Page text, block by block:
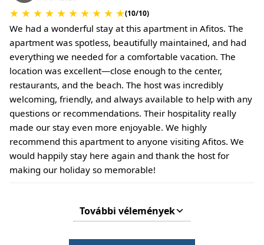
★ ★ ★ ★ ★ ★ ★ ★ ★ ★(10/10)
We had a wonderful stay at this apartment in Afitos. The
apartment was spotless, beautifully maintained, and had
everything we needed for a comfortable vacation. The
location was excellent—close enough to the center,
restaurants, and the beach. The host was incredibly
welcoming, friendly, and always available to help with any
questions or recommendations. Their hospitality really
made our stay even more enjoyable. We highly
recommend this apartment to anyone visiting Afitos. We
would happily stay here again and thank the host for
making our holiday so memorable!
További vélemények